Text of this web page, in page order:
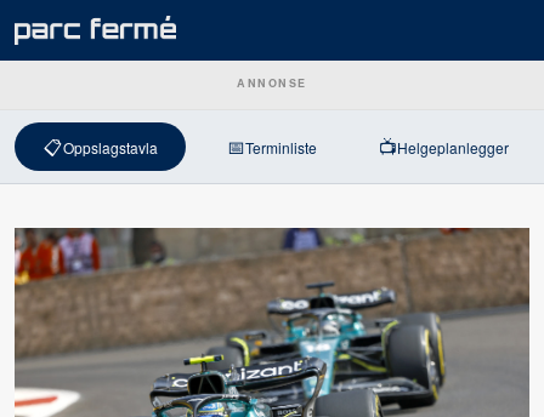
ANNONSE
📋Oppslagstavla 📅Terminliste 📺Helgeplanlegger